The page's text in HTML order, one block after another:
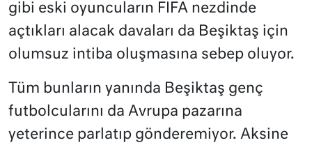
gibi eski oyuncuların FIFA nezdinde
açtıkları alacak davaları da Beşiktaş için
olumsuz intiba oluşmasına sebep oluyor.
Tüm bunların yanında Beşiktaş genç
futbolcularını da Avrupa pazarına
yeterince parlatıp gönderemiyor. Aksine